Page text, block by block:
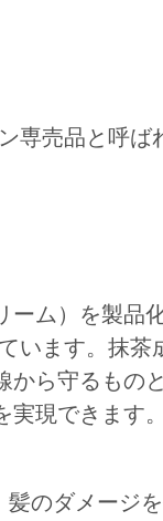
専売品と呼ば
ーム）を製品
います。抹茶
から守るもの
現できます。
のダメージ